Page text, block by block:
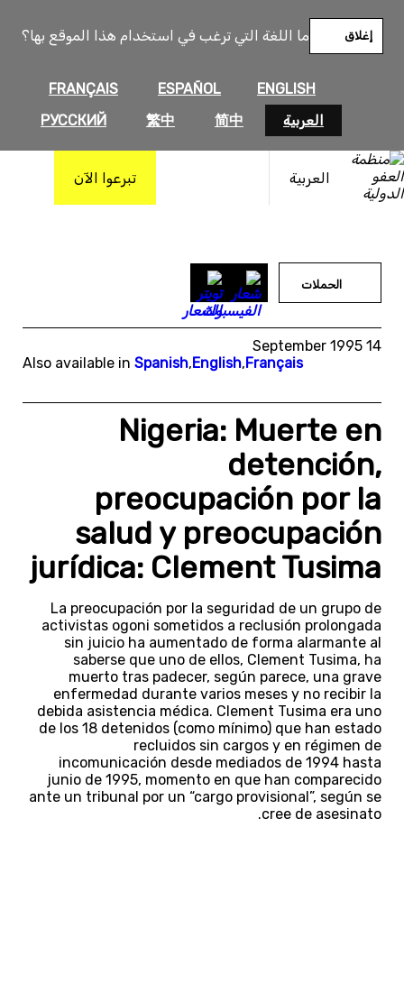
ما اللغة التي ترغب في استخدام هذا الموقع بها؟
ENGLISH
ESPAÑOL
FRANÇAIS
العربية
简中
繁中
РУССКИЙ
إغلاق
العربية تبرعوا الآن
المحتوى
الحملات
14 September 1995
Also available in Spanish,English,Français
Nigeria: Muerte en
detención,
preocupación por la
salud y preocupación
jurídica: Clement Tusima
La preocupación por la seguridad de un grupo de
activistas ogoni sometidos a reclusión prolongada
sin juicio ha aumentado de forma alarmante al
saberse que uno de ellos, Clement Tusima, ha
muerto tras padecer, según parece, una grave
enfermedad durante varios meses y no recibir la
debida asistencia médica. Clement Tusima era uno
de los 18 detenidos (como mínimo) que han estado
recluidos sin cargos y en régimen de
incomunicación desde mediados de 1994 hasta
junio de 1995, momento en que han comparecido
ante un tribunal por un “cargo provisional”, según se
cree de asesinato.